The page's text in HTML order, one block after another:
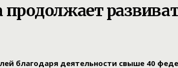
благодаря деятельности свыше 40